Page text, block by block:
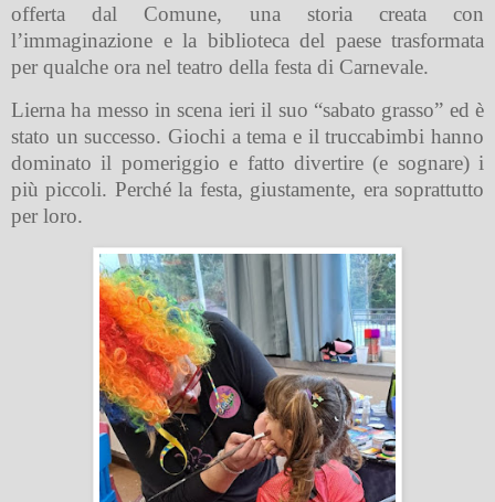
offerta dal Comune, una storia creata con
l’immaginazione e la biblioteca del paese trasformata
per qualche ora nel teatro della festa di Carnevale.
Lierna ha messo in scena ieri il suo “sabato grasso” ed è
stato un successo. Giochi a tema e il truccabimbi hanno
dominato il pomeriggio e fatto divertire (e sognare) i
più piccoli. Perché la festa, giustamente, era soprattutto
per loro.